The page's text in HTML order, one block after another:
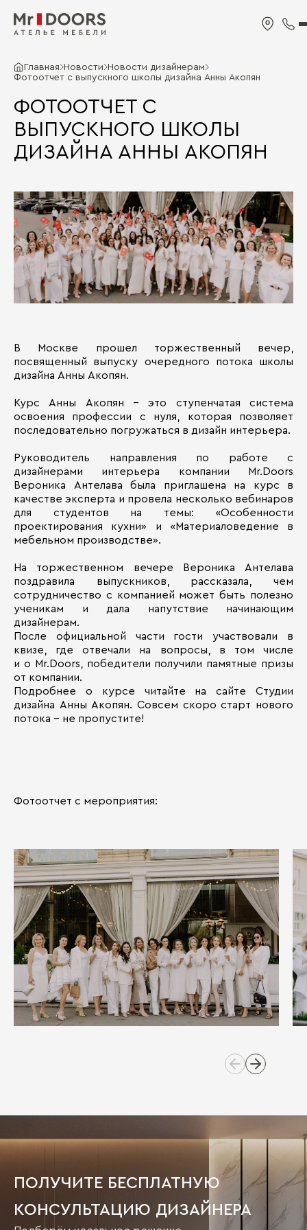
Главная Новости
Новости дизайнерам
Фотоотчет с выпускного школы дизайна Анны Акопян
ФОТООТЧЕТ С
ВЫПУСКНОГО ШКОЛЫ
ДИЗАЙНА АННЫ АКОПЯН
В Москве прошел торжественный вечер,
посвященный выпуску очередного потока школы
дизайна Анны Акопян.
Курс Анны Акопян – это ступенчатая система
освоения профессии с нуля, которая позволяет
последовательно погружаться в дизайн интерьера.
Руководитель направления по работе с
дизайнерами интерьера компании Mr.Doors
Вероника Антелава была приглашена на курс в
качестве эксперта и провела несколько вебинаров
для студентов на темы: «Особенности
проектирования кухни» и «Материаловедение в
мебельном производстве».
На торжественном вечере Вероника Антелава
поздравила выпускников, рассказала, чем
сотрудничество с компанией может быть полезно
ученикам и дала напутствие начинающим
дизайнерам.
После официальной части гости участвовали в
квизе, где отвечали на вопросы, в том числе
и о Mr.Doors, победители получили памятные призы
от компании.
Подробнее о курсе читайте на сайте Студии
дизайна Анны Акопян. Совсем скоро старт нового
потока – не пропустите!
Фотоотчет с мероприятия:
ПОЛУЧИТЕ БЕСПЛАТНУЮ
КОНСУЛЬТАЦИЮ ДИЗАЙНЕРА